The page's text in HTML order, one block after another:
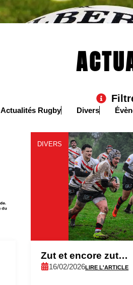
Actualités Rugby Divers
DIVERS
Zut et encore zut…
16/02/2026LIRE L'ARTICLE